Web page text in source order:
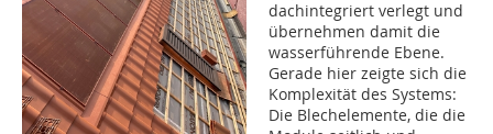
dachintegriert verlegt und
übernehmen damit die
wasserführende Ebene.
Gerade hier zeigte sich die
Komplexität des Systems:
Die Blechelemente, die die